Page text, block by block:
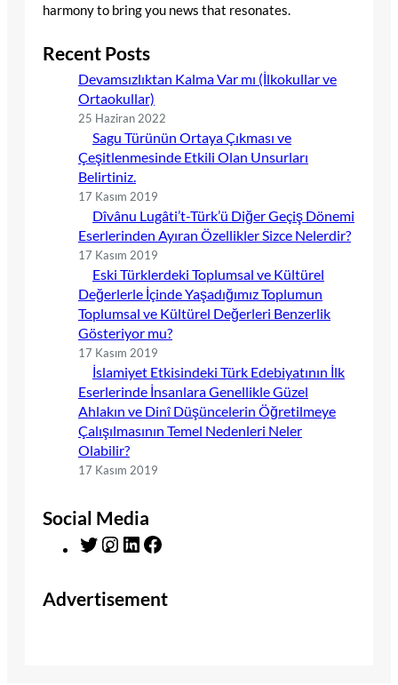
harmony to bring you news that resonates.
Recent Posts
Devamsızlıktan Kalma Var mı (İlkokullar ve
Ortaokullar)
25 Haziran 2022
Sagu Türünün Ortaya Çıkması ve
Çeşitlenmesinde Etkili Olan Unsurları
Belirtiniz.
17 Kasım 2019
Dîvânu Lugâti’t-Türk’ü Diğer Geçiş Dönemi
Eserlerinden Ayıran Özellikler Sizce Nelerdir?
17 Kasım 2019
Eski Türklerdeki Toplumsal ve Kültürel
Değerlerle İçinde Yaşadığımız Toplumun
Toplumsal ve Kültürel Değerleri Benzerlik
Gösteriyor mu?
17 Kasım 2019
İslamiyet Etkisindeki Türk Edebiyatının İlk
Eserlerinde İnsanlara Genellikle Güzel
Ahlakın ve Dinî Düşüncelerin Öğretilmeye
Çalışılmasının Temel Nedenleri Neler
Olabilir?
17 Kasım 2019
Social Media
T
t
t
L
k
e
Advertisement